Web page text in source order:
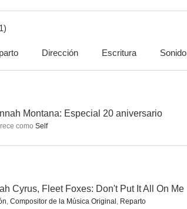
Three
-- --
Dirección Escritura Sonido
Montana: Especial 20 aniversario
como Self
Cyrus, Fleet Foxes: Don't Put It All On Me
, Compositor de la Música Original , Reparto